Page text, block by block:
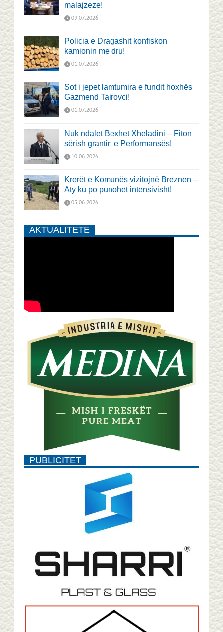
malajzeze!
09.07.2026
Policia e Dragashit konfiskon
kamionin me dru!
01.07.2026
Sot i jepet lamtumira e fundit hoxhës
Gazmend Tairovci!
01.07.2026
Nuk ndalet Bexhet Xheladini – Fiton
sërish grantin e Performansës!
10.06.2026
Krerët e Komunës vizitojnë Breznen –
Aty ku po punohet intensivisht!
05.06.2026
AKTUALITETE
PUBLICITET